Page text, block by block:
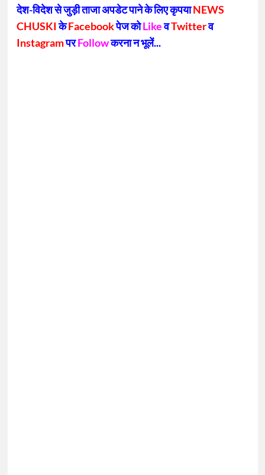
देश-विदेश से जुड़ी ताजा अपडेट पाने के लिए कृपयाNEWS
CHUSKIकेFacebookपेज कोLikeवTwitterव
InstagramपरFollowकरना न भूलें...